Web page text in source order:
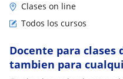
Clases on line
Todos los cursos
Docente para clases
tambien para